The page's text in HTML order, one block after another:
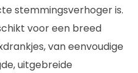
stemmingsverhoger is.
voor een breed
van eenvoudige
uitgebreide